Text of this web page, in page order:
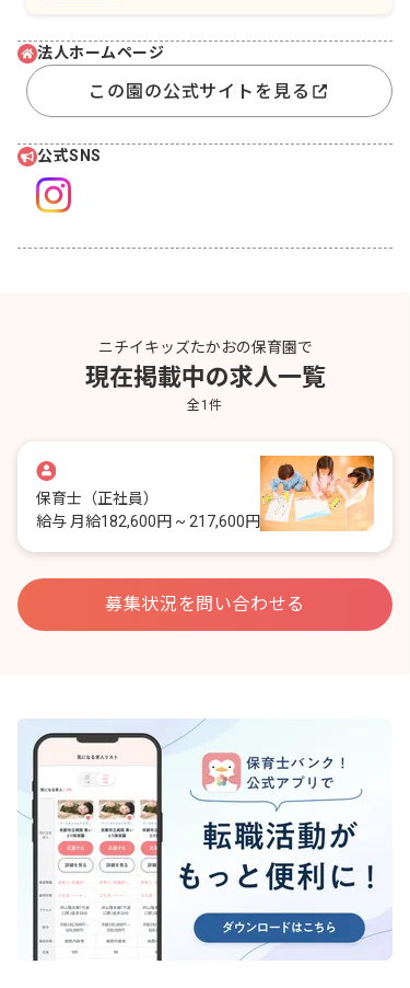
法人ホームページ
この園の公式サイトを見る
公式SNS
ニチイキッズたかおの保育園で
現在掲載中の求人一覧
全 1件
保育士 （正社員）
給与 月給182,600円 ~ 217,600円
募集状況を問い合わせる